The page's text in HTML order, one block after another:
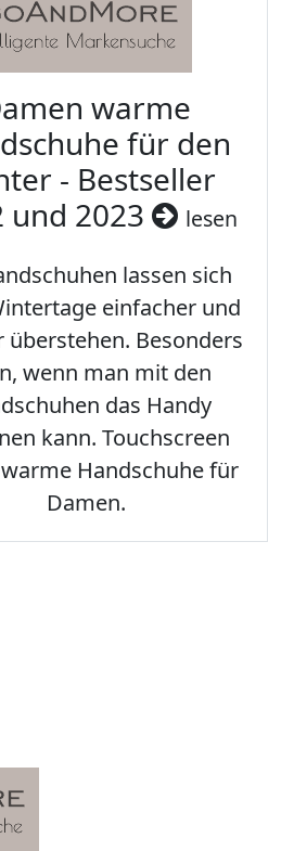
warme
für den
- Bestseller
und 2023
lesen
lassen sich
einfacher und
überstehen. Besonders
wenn man mit den
das Handy
kann. Touchscreen
Handschuhe für
Damen.